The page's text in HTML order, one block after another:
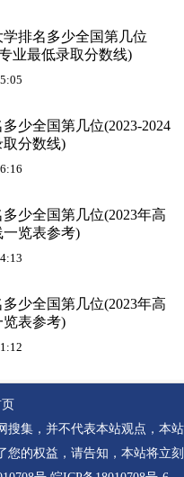
排名多少全国第几位
业最低录取分数线)
少全国第几位(2023-2024
分数线)
少全国第几位(2023年高
览表参考)
少全国第几位(2023年高
表参考)
搜集，并不代表本站观点，本站
您的权益，请告知，本站将立刻